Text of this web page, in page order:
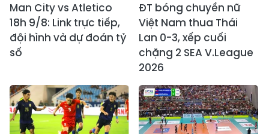
Man City vs Atletico
18h 9/8: Link trực tiếp,
đội hình và dự đoán tỷ
số
ĐT bóng chuyền nữ
Việt Nam thua Thái
Lan 0-3, xếp cuối
chặng 2 SEA V.League
2026